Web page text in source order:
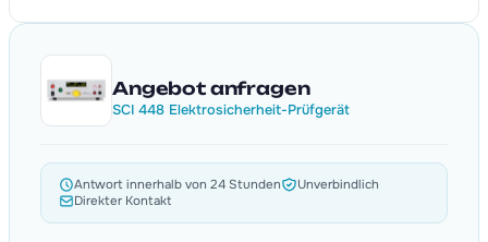
Angebot anfragen
SCI 448 Elektrosicherheit-Prüfgerät
Antwort innerhalb von 24 Stunden
Unverbindlich
Direkter Kontakt